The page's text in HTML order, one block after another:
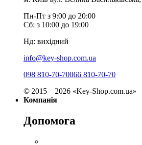
Пн-Пт з 9:00 до 20:00
Сб: з 10:00 до 19:00
Нд: вихідний
info@key-shop.com.ua
098 810-70-70066 810-70-70
© 2015—2026 «Key-Shop.com.ua»
Компанія
Допомога